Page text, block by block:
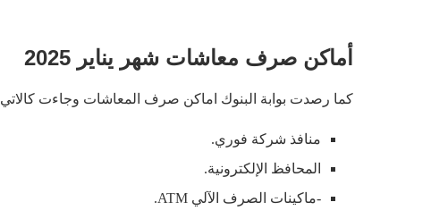
أماكن صرف معاشات شهر يناير 2025
كما رصدت بوابة البنوك اماكن صرف المعاشات وجاءت كالاتي
منافذ شركة فوري.
المحافظ الإلكترونية.
-ماكينات الصرف الآلي ATM.